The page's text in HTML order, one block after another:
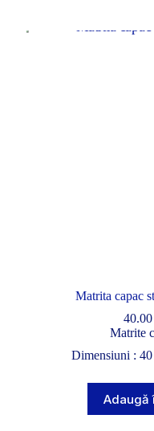
Matrita capac
40.00
Matrite
Dimensiuni :
Adaugă